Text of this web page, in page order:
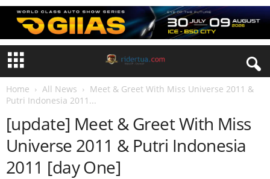
Home All News
Meet & Greet With Miss Universe 2011 &
Putri Indonesia 2011...
[update] Meet & Greet With Miss
Universe 2011 & Putri Indonesia
2011 [day One]